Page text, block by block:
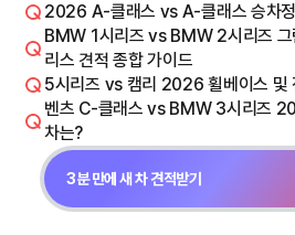
2026 A-클래스 vs A-클래스 승차정
BMW 1시리즈 vs BMW 2시리즈
리스 견적 종합 가이드
5시리즈 vs 캠리 2026 휠베이스 및
벤츠 C-클래스 vs BMW 3시리즈
차는?
3분 만에 새 차 견적받기